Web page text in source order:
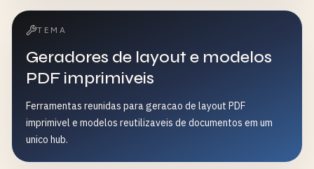
TEMA
Geradores de layout e modelos
PDF imprimiveis
Ferramentas reunidas para geracao de layout PDF
imprimivel e modelos reutilizaveis de documentos em um
unico hub.